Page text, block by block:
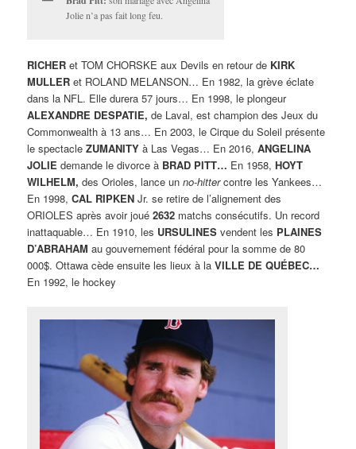
Jolie n’a pas fait long feu.
RICHER et TOM CHORSKE aux Devils en retour de KIRK
MULLER et ROLAND MELANSON… En 1982, la grève éclate
dans la NFL. Elle durera 57 jours… En 1998, le plongeur
ALEXANDRE DESPATIE, de Laval, est champion des Jeux du
Commonwealth à 13 ans… En 2003, le Cirque du Soleil présente
le spectacleZUMANITY à Las Vegas… En 2016,ANGELINA
JOLIE demande le divorce à BRAD PITT… En 1958,HOYT
WILHELM, des Orioles, lance unno-hittercontre les Yankees…
En 1998,CAL RIPKEN Jr. se retire de l’alignement des
ORIOLES après avoir joué2632 matchs consécutifs. Un record
inattaquable… En 1910, les URSULINES vendent les PLAINES
D’ABRAHAM au gouvernement fédéral pour la somme de 80
000$. Ottawa cède ensuite les lieux à laVILLE DE QUÉBEC…
En 1992, le hockey